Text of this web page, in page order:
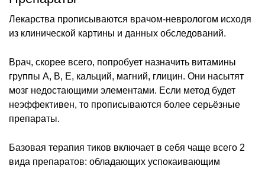
Лекарства прописываются врачом-неврологом исходя
из клинической картины и данных обследований.
Врач, скорее всего, попробует назначить витамины
группы А, В, Е, кальций, магний, глицин. Они насытят
мозг недостающими элементами. Если метод будет
неэффективен, то прописываются более серьёзные
препараты.
Базовая терапия тиков включает в себя чаще всего 2
вида препаратов: обладающих успокаивающим